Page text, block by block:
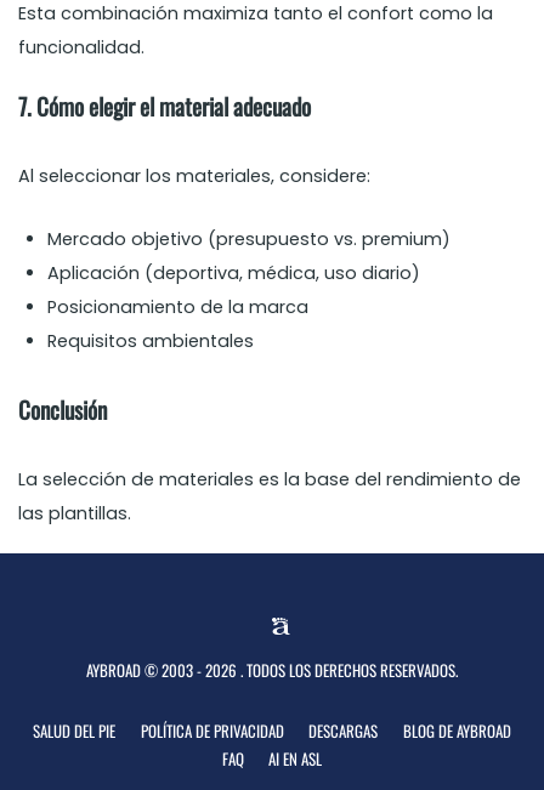
Esta combinación maximiza tanto el confort como la
funcionalidad.
7. Cómo elegir el material adecuado
Al seleccionar los materiales, considere:
Mercado objetivo (presupuesto vs. premium)
Aplicación (deportiva, médica, uso diario)
Posicionamiento de la marca
Requisitos ambientales
Conclusión
La selección de materiales es la base del rendimiento de
las plantillas.
AYBROAD © 2003 - 2026 . TODOS LOS DERECHOS RESERVADOS.
SALUD DEL PIE POLÍTICA DE PRIVACIDAD DESCARGAS
BLOG DE AYBROAD
FAQ
AI EN ASL